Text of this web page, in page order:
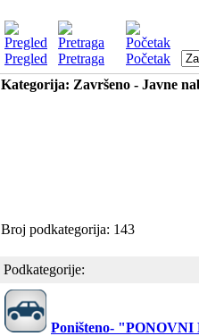
Pregled Pretraga
Početak
Kategorija: Završeno - Javne
Broj podkategorija: 143
Podkategorije:
Poništeno- "PONOVNI